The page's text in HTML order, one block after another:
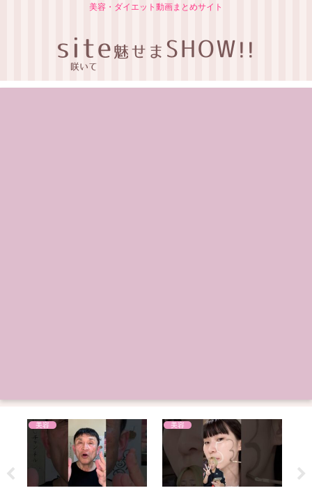
美容・ダイエット動画まとめサイト
美容 美容